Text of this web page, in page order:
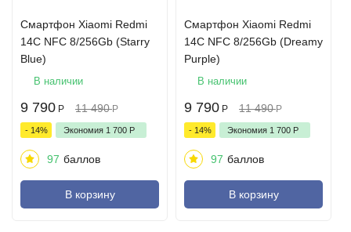
Смартфон Xiaomi Redmi
14C NFC 8/256Gb (Starry
Blue)
В наличии
9 790 Р 11 490 Р
- 14% Экономия 1 700 Р
97 баллов
В корзину
Смартфон Xiaomi Redmi
14C NFC 8/256Gb (Dreamy
Purple)
В наличии
9 790 Р 11 490 Р
- 14% Экономия 1 700 Р
97 баллов
В корзину